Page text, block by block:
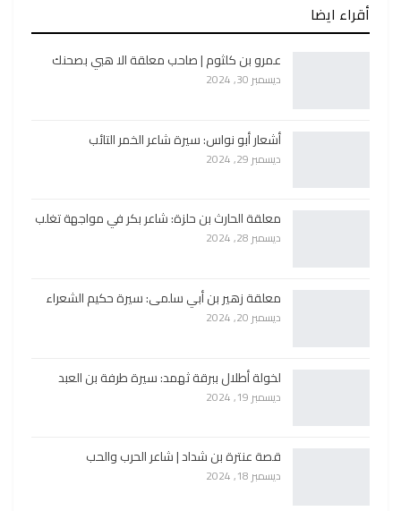
أقراء ايضا
عمرو بن كلثوم | صاحب معلقة الا هبي بصحنك
ديسمبر 30, 2024
أشعار أبو نواس: سيرة شاعر الخمر التائب
ديسمبر 29, 2024
معلقة الحارث بن حلزة: شاعر بكر في مواجهة تغلب
ديسمبر 28, 2024
معلقة زهير بن أبي سلمى: سيرة حكيم الشعراء
ديسمبر 20, 2024
لخولة أطلال ببرقة ثهمد: سيرة طرفة بن العبد
ديسمبر 19, 2024
قصة عنترة بن شداد | شاعر الحرب والحب
ديسمبر 18, 2024